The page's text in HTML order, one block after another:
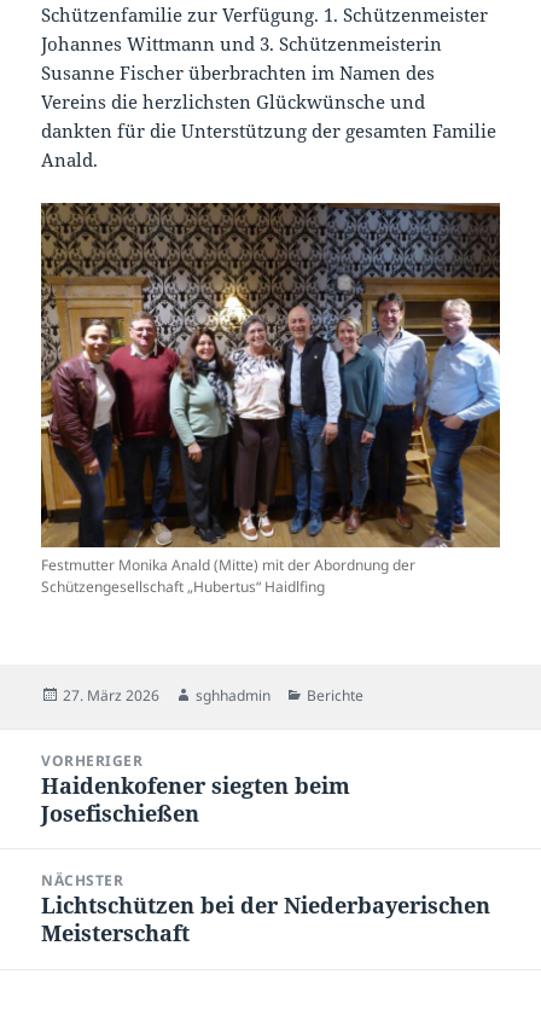
Schützenfamilie zur Verfügung. 1. Schützenmeister
Johannes Wittmann und 3. Schützenmeisterin
Susanne Fischer überbrachten im Namen des
Vereins die herzlichsten Glückwünsche und
dankten für die Unterstützung der gesamten Familie
Anald.
Festmutter Monika Anald (Mitte) mit der Abordnung der
Schützengesellschaft „Hubertus“ Haidlfing
Veröffentlicht
27. März 2026 Autor
sghhadmin Kategorien
Berichte
VORHERIGER
Vorheriger
Beitrag:
Haidenkofener siegten beim
Josefischießen
NÄCHSTER
Nächster
Beitrag:
Lichtschützen bei der Niederbayerischen
Meisterschaft